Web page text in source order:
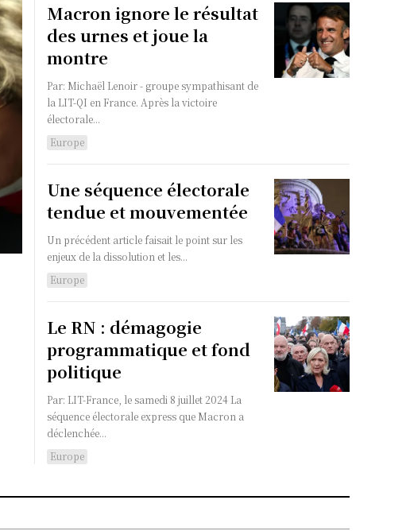
Macron ignore le résultat
des urnes et joue la
montre
Par: Michaël Lenoir - groupe sympathisant de
la LIT-QI en France. Après la victoire
électorale...
Europe
Une séquence électorale
tendue et mouvementée
Un précédent article faisait le point sur les
enjeux de la dissolution et les...
Europe
Le RN : démagogie
programmatique et fond
politique
Par: LIT-France, le samedi 8 juillet 2024 La
séquence électorale express que Macron a
déclenchée...
Europe